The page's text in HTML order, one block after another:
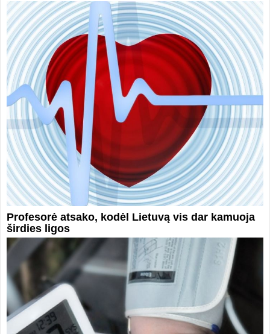
Profesorė atsako, kodėl Lietuvą vis dar kamuoja
širdies ligos